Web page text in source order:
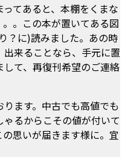
てあると、本棚をくまな
。この本が置いてある図
？に)読みました。あの時
来ることなら、手元に置
て、再復刊希望のご連絡
ます。中古でも高値でも
るからこその値が付いて
思いが届きます様に。宜